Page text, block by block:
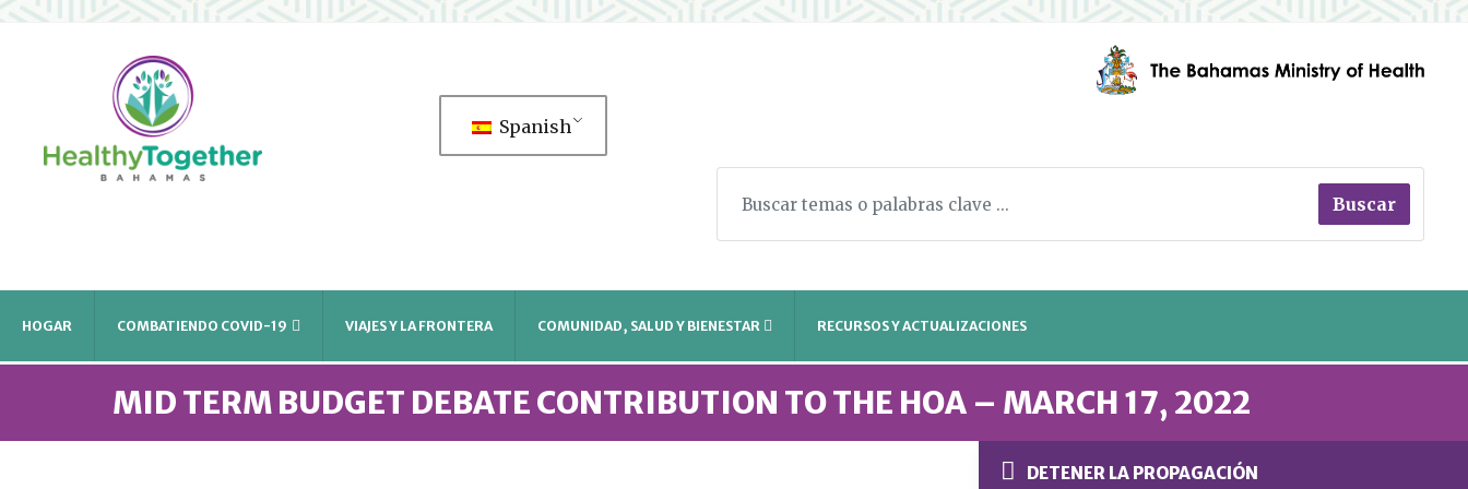
Spanish
Buscar
HOGAR COMBATIENDO COVID-19 VIAJES Y LA FRONTERA COMUNIDAD, SALUD Y BIENESTAR RECURSOS Y ACTUALIZACIONES
MID TERM BUDGET DEBATE CONTRIBUTION TO THE HOA – MARCH 17, 2022
DETENER LA PROPAGACIÓN